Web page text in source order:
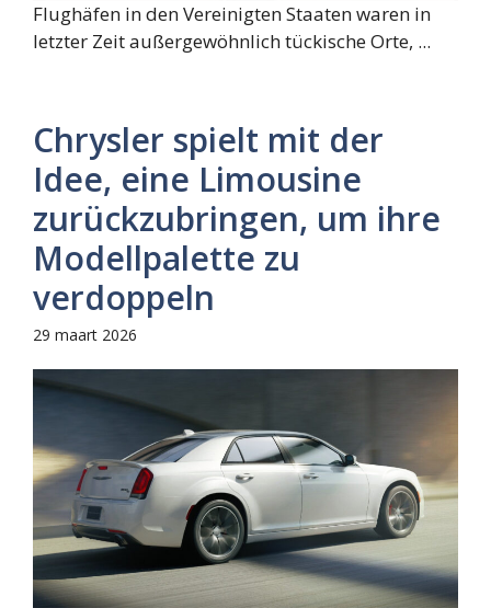
Flughäfen in den Vereinigten Staaten waren in
letzter Zeit außergewöhnlich tückische Orte, ...
Chrysler spielt mit der
Idee, eine Limousine
zurückzubringen, um ihre
Modellpalette zu
verdoppeln
29 maart 2026